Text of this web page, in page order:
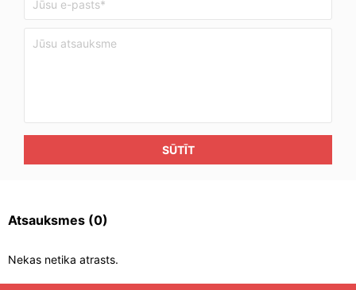
SŪTĪT
Atsauksmes (0)
Nekas netika atrasts.